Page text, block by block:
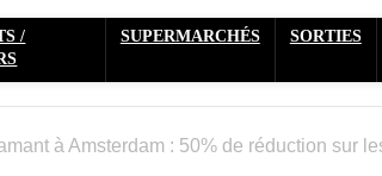
/
SUPERMARCHÉS SORTIES
à Amsterdam : 50% de réduction sur